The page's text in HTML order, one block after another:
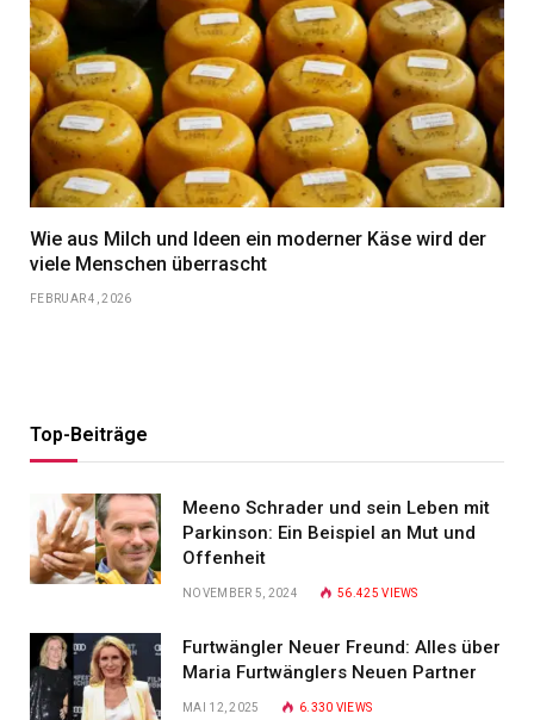
Wie aus Milch und Ideen ein moderner Käse wird der
viele Menschen überrascht
FEBRUAR 4, 2026
Top-Beiträge
Meeno Schrader und sein Leben mit
Parkinson: Ein Beispiel an Mut und
Offenheit
NOVEMBER 5, 2024 56.425VIEWS
Furtwängler Neuer Freund: Alles über
Maria Furtwänglers Neuen Partner
MAI 12, 2025 6.330 VIEWS